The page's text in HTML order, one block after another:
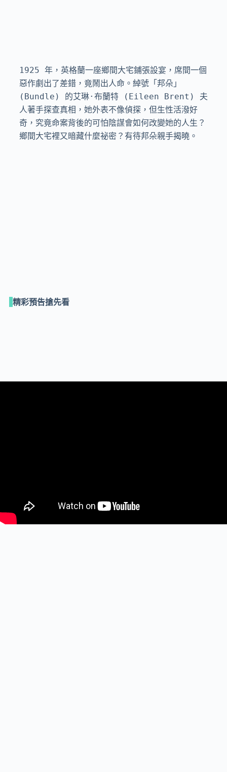
1925 年，英格蘭一座鄉間大宅鋪張設宴，席間一個
惡作劇出了差錯，竟鬧出人命。綽號「邦朵」
(Bundle) 的艾琳·布蘭特 (Eileen Brent) 夫
人著手探查真相，她外表不像偵探，但生性活潑好
奇，究竟命案背後的可怕陰謀會如何改變她的人生？
鄉間大宅裡又暗藏什麼祕密？有待邦朵親手揭曉。
精彩預告搶先看